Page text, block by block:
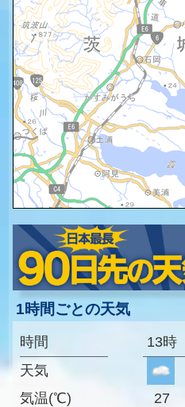
1時間ごとの天気
時間
天気
気温(℃)
13時
27